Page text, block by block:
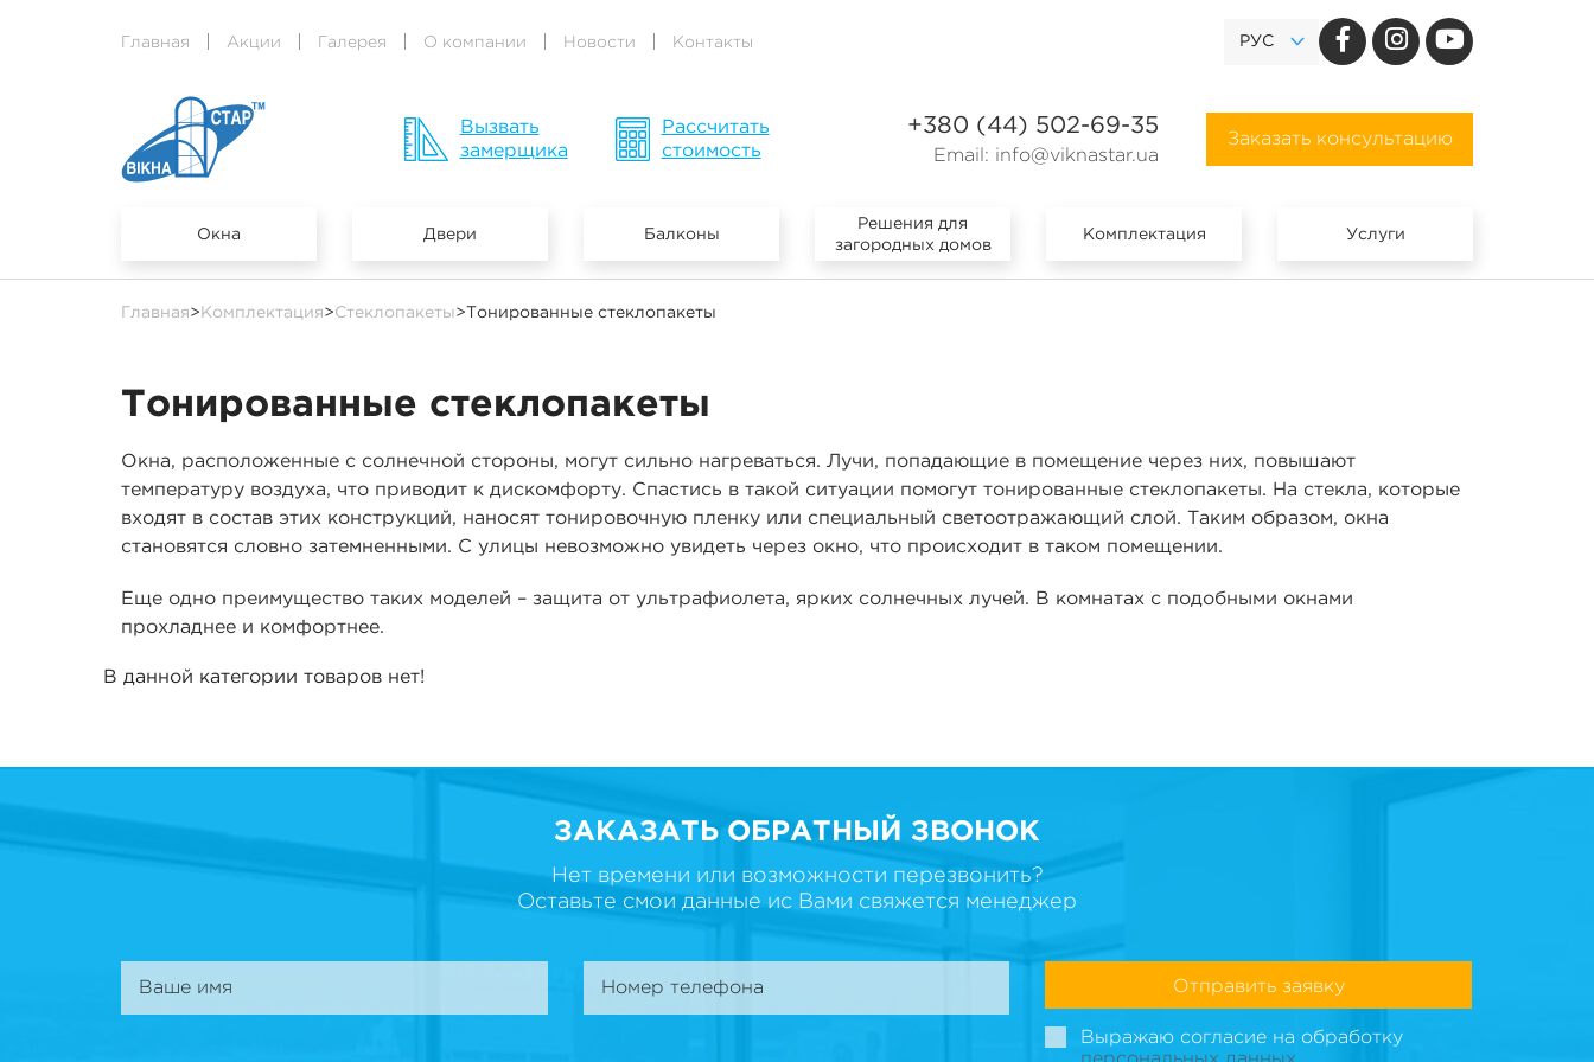
Главная Акции Галерея О компании Новости Контакты РУС
Вызвать
замерщика
Рассчитать
стоимость
+380 (44) 502-69-35
Email: info@viknastar.ua
Заказать консультацию
Окна Двери Балконы
Решения для
загородных домов
Комплектация Услуги
Главная> Комплектация>Стеклопакеты>Тонированные стеклопакеты
Тонированные стеклопакеты
Окна, расположенные с солнечной стороны, могут сильно нагреваться. Лучи, попадающие в помещение через них, повышают
температуру воздуха, что приводит к дискомфорту. Спастись в такой ситуации помогут тонированные стеклопакеты. На стекла, которые
входят в состав этих конструкций, наносят тонировочную пленку или специальный светоотражающий слой. Таким образом, окна
становятся словно затемненными. С улицы невозможно увидеть через окно, что происходит в таком помещении.
Еще одно преимущество таких моделей – защита от ультрафиолета, ярких солнечных лучей. В комнатах с подобными окнами
прохладнее и комфортнее.
В данной категории товаров нет!
ЗАКАЗАТЬ ОБРАТНЫЙ ЗВОНОК
Нет времени или возможности перезвонить?
Оставьте смои данные ис Вами свяжется менеджер
Отправить заявку
Выражаю согласие на обработку